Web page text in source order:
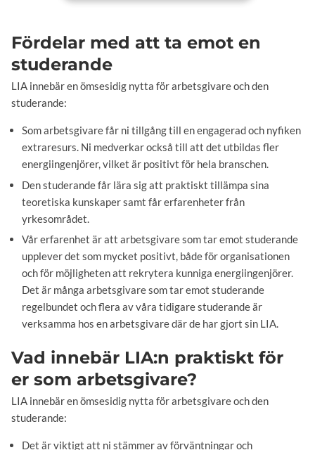
Fördelar med att ta emot en
studerande
LIA innebär en ömsesidig nytta för arbetsgivare och den
studerande:
Som arbetsgivare får ni tillgång till en engagerad och nyfiken
extraresurs. Ni medverkar också till att det utbildas fler
energiingenjörer, vilket är positivt för hela branschen.
Den studerande får lära sig att praktiskt tillämpa sina
teoretiska kunskaper samt får erfarenheter från
yrkesområdet.
Vår erfarenhet är att arbetsgivare som tar emot studerande
upplever det som mycket positivt, både för organisationen
och för möjligheten att rekrytera kunniga energiingenjörer.
Det är många arbetsgivare som tar emot studerande
regelbundet och flera av våra tidigare studerande är
verksamma hos en arbetsgivare där de har gjort sin LIA.
Vad innebär LIA:n praktiskt för
er som arbetsgivare?
LIA innebär en ömsesidig nytta för arbetsgivare och den
studerande:
Det är viktigt att ni stämmer av förväntningar och